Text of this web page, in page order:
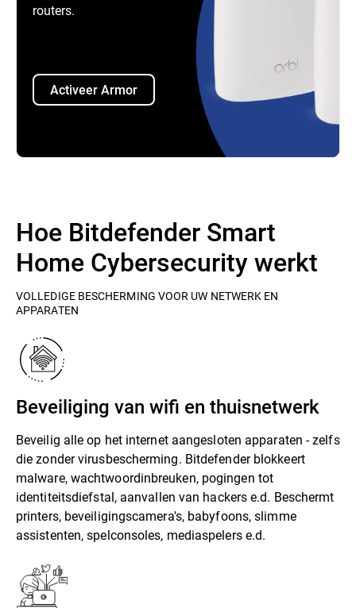
routers.
Activeer Armor
Hoe Bitdefender Smart
Home Cybersecurity werkt
VOLLEDIGE BESCHERMING VOOR UW NETWERK EN
APPARATEN
Beveiliging van wifi en thuisnetwerk
Beveilig alle op het internet aangesloten apparaten - zelfs
die zonder virusbescherming. Bitdefender blokkeert
malware, wachtwoordinbreuken, pogingen tot
identiteitsdiefstal, aanvallen van hackers e.d. Beschermt
printers, beveiligingscamera's, babyfoons, slimme
assistenten, spelconsoles, mediaspelers e.d.